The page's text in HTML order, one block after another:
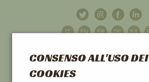
CONSENSO ALL'USO DEI
COOKIES